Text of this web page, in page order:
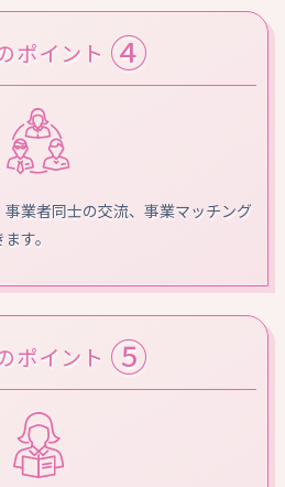
ポイント ④
業者同士の交流、事業マッチング
す。
ポイント ⑤